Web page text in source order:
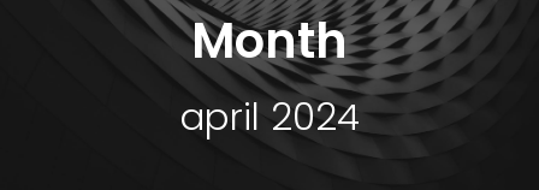
Month
april 2024